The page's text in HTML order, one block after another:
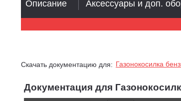
Скачать документацию для: Газонокосилка
Документация для
Описание Аксессуары и доп.